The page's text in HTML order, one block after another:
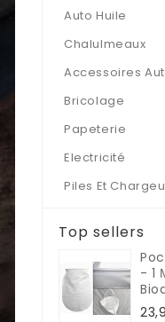
Auto Huile
Chalulmeaux
Accessoires
Bricolage
Papeterie
Electricité
Piles Et
Top sellers
- 1